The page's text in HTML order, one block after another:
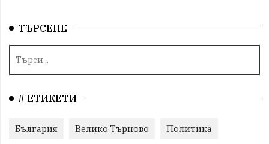
ТЪРСЕНЕ
# ЕТИКЕТИ
България Велико Търново Политика